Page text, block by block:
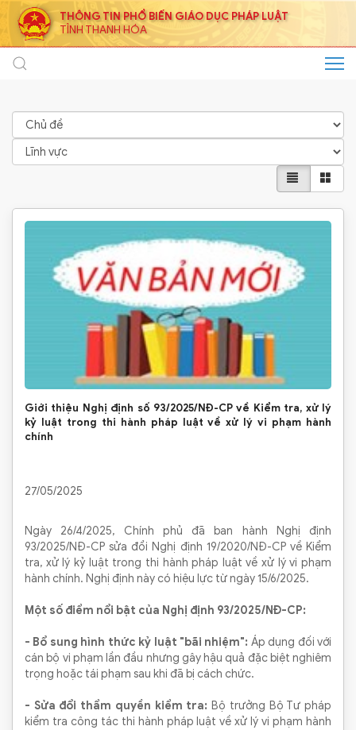
THÔNG TIN PHỔ BIẾN GIÁO DỤC PHÁP LUẬT
TỈNH THANH HÓA
Giới thiệu Nghị định số 93/2025/NĐ-CP về Kiểm tra, xử lý
kỷ luật trong thi hành pháp luật về xử lý vi phạm hành
chính
27/05/2025
Ngày 26/4/2025, Chính phủ đã ban hành Nghị định
93/2025/NĐ-CP sửa đổi Nghị định 19/2020/NĐ-CP về Kiểm
tra, xử lý kỷ luật trong thi hành pháp luật về xử lý vi phạm
hành chính. Nghị định này có hiệu lực từ ngày 15/6/2025.
Một số điểm nổi bật của Nghị định 93/2025/NĐ-CP:
- Bổ sung hình thức kỷ luật "bãi nhiệm": Áp dụng đối với
cán bộ vi phạm lần đầu nhưng gây hậu quả đặc biệt nghiêm
trọng hoặc tái phạm sau khi đã bị cách chức. ​
- Sửa đổi thẩm quyền kiểm tra: Bộ trưởng Bộ Tư pháp
kiểm tra công tác thi hành pháp luật về xử lý vi phạm hành